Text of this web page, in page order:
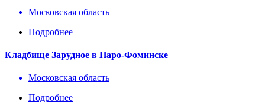
Московская область
Подробнее
Кладбище Зарудное в Наро-Фоминске
Московская область
Подробнее